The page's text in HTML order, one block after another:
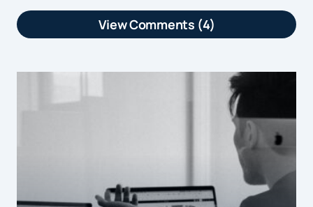
View Comments (4)
du trafic web est apparu en premier sur
Le mobile représente 35% du trafic web | Marketformation
Médiamétrie, les mobiles concentrent